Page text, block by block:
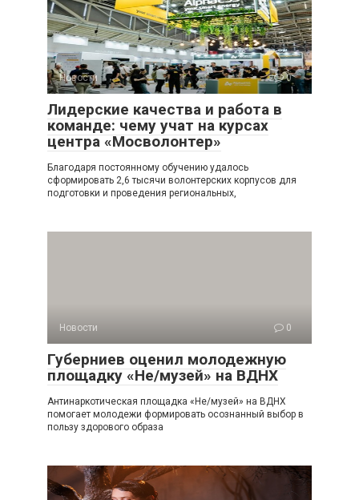
Новости 0
Лидерские качества и работа в
команде: чему учат на курсах
центра «Мосволонтер»
Благодаря постоянному обучению удалось
сформировать 2,6 тысячи волонтерских корпусов для
подготовки и проведения региональных,
Новости 0
Губерниев оценил молодежную
площадку «Не/музей» на ВДНХ
Антинаркотическая площадка «Не/музей» на ВДНХ
помогает молодежи формировать осознанный выбор в
пользу здорового образа